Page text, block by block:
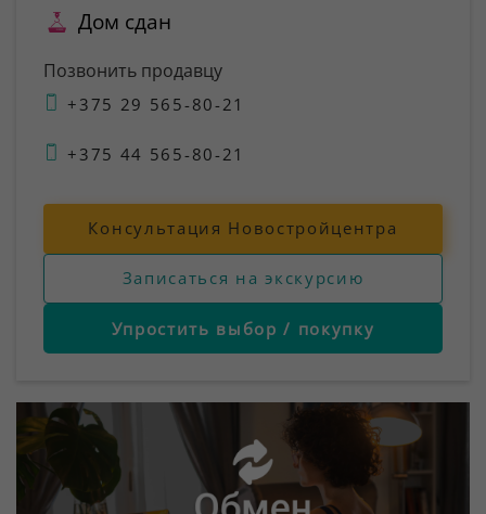
Дом сдан
Позвонить продавцу
+375 29 565-80-21
+375 44 565-80-21
Консультация Новостройцентра
Записаться на экскурсию
Упростить выбор / покупку